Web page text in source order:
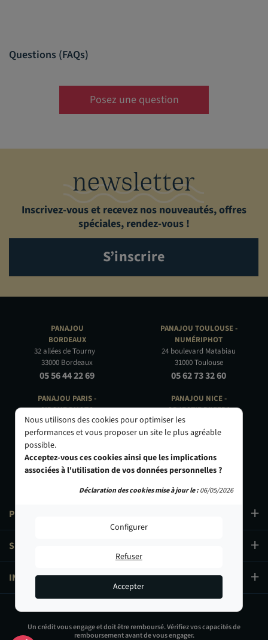
99,00 €
Questions (FAQs)
Posez une question
newsletter
Inscrivez-vous et recevez nos nouveautés, offres
spéciales, rendez-vous !
S’inscrire
PANAJOU
BORDEAUX
32 allées de Tourny
33000 Bordeaux
05 56 44 22 69
PANAJOU PARIS -
CIRQUE PHOTO
9, bd des Filles-du-Calvaire
75003 Paris
01 40 29 91 91
PRODUITS
SERVICES
INFORMATIONS
PANAJOU TOULOUSE -
NUMÉRIPHOT
24 boulevard Matabiau
31000 Toulouse
05 62 73 32 60
PANAJOU NICE -
OBJECTIF RIVIERA
24 Rue de l'Hôtel des Postes
06000 Nice
Un crédit vous engage et doit être remboursé. Vérifiez vos capacités de
remboursement avant de vous engager.
Nous utilisons des cookies pour optimiser les
performances et vous proposer un site le plus agréable
possible.
Acceptez-vous ces cookies ainsi que les implications
associées à l'utilisation de vos données personnelles ?
Configurer
Refuser
Accepter
Déclaration des cookies mise à jour le :06/05/2026